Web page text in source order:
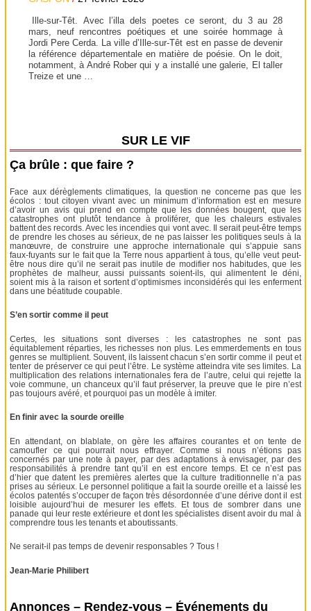
Ille-sur-Têt. Avec l’illa dels poetes ce seront, du 3 au 28
mars, neuf rencontres poétiques et une soirée hommage à
Jordi Pere Cerda. La ville d’Ille-sur-Têt est en passe de devenir
la référence départementale en matière de poésie. On le doit,
notamment, à André Rober qui y a installé une galerie, El taller
Treize et une …
SUR LE VIF
Ça brûle : que faire ?
Face aux dérèglements climatiques, la question ne concerne pas que les
écolos : tout citoyen vivant avec un minimum d’information est en mesure
d’avoir un avis qui prend en compte que les données bougent, que les
catastrophes ont plutôt tendance à proliférer, que les chaleurs estivales
battent des records. Avec les incendies qui vont avec. Il serait peut-être temps
de prendre les choses au sérieux, de ne pas laisser les politiques seuls à la
manœuvre, de construire une approche internationale qui s’appuie sans
faux-fuyants sur le fait que la Terre nous appartient à tous, qu’elle veut peut-
être nous dire qu’il ne serait pas inutile de modifier nos habitudes, que les
prophètes de malheur, aussi puissants soient-ils, qui alimentent le déni,
soient mis à la raison et sortent d’optimismes inconsidérés qui les enferment
dans une béatitude coupable.
S’en sortir comme il peut
Certes, les situations sont diverses : les catastrophes ne sont pas
équitablement réparties, les richesses non plus. Les emmerdements en tous
genres se multiplient. Souvent, ils laissent chacun s’en sortir comme il peut et
tenter de préserver ce qui peut l’être. Le système atteindra vite ses limites. La
multiplication des relations internationales fera de l’autre, celui qui rejette la
voie commune, un chanceux qu’il faut préserver, la preuve que le pire n’est
pas toujours avéré, et pourquoi pas un modèle à imiter.
En finir avec la sourde oreille
En attendant, on blablate, on gère les affaires courantes et on tente de
camoufler ce qui pourrait nous effrayer. Comme si nous n’étions pas
concernés par une note à payer, par des adaptations à envisager, par des
responsabilités à prendre tant qu’il en est encore temps. Et ce n’est pas
d’hier que datent les premières alertes que la culture traditionnelle n’a pas
prises au sérieux. Le personnel politique a fait la sourde oreille et a laissé les
écolos patentés s’occuper de façon très désordonnée d’une dérive dont il est
loisible aujourd’hui de mesurer les effets. Et tous de sombrer dans une
panade qui leur reste extérieure et dont les spécialistes disent avoir du mal à
comprendre tous les tenants et aboutissants.
Ne serait-il pas temps de devenir responsables ? Tous !
Jean-Marie Philibert
Annonces – Rendez-vous – Événements du